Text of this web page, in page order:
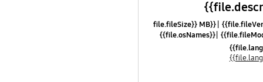
{{file.fileSize}} MB
{{file.osNames}}